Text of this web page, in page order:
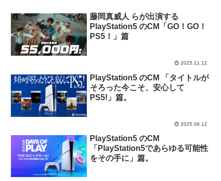
藤岡真威人 らが出演する
PlayStation5 のCM「GO！GO！
PS5！」篇
2025.11.12
PlayStation5 のCM 「タイトルが
そろった今こそ、安心して
PS5!」篇。
2025.06.12
PlayStation5 のCM
「PlayStation5であらゆる可能性
をその手に」篇。